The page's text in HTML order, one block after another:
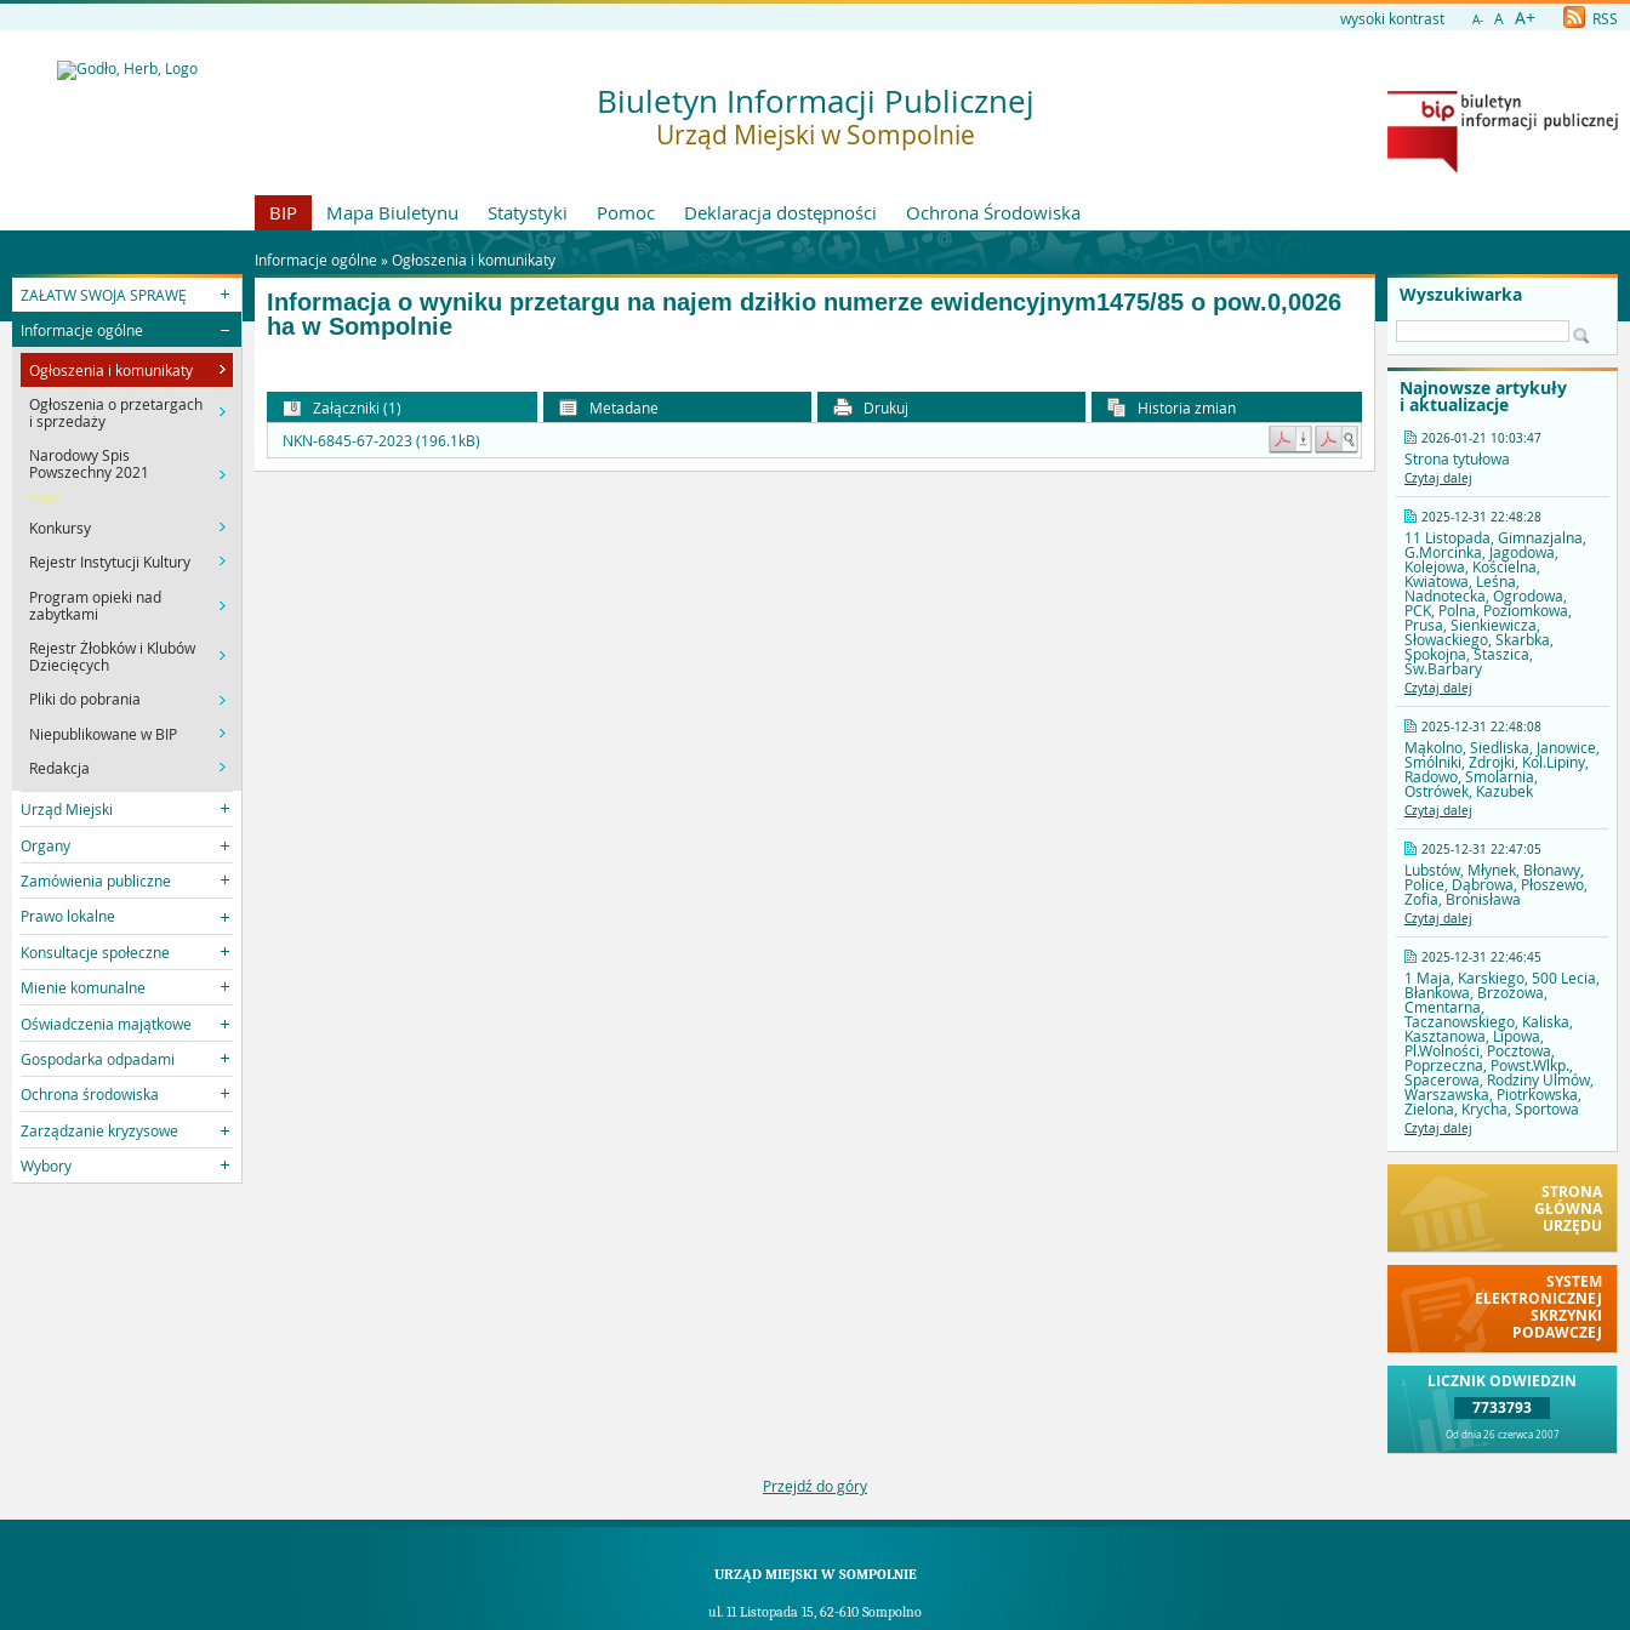
wysoki kontrast A- A A+ RSS
Biuletyn Informacji Publicznej
Urząd Miejski w Sompolnie
BIP Mapa Biuletynu Statystyki Pomoc Deklaracja dostępności Ochrona Środowiska
Informacje ogólne »Ogłoszenia i komunikaty
ZAŁATW SWOJA SPRAWĘ
Informacje ogólne
Ogłoszenia i komunikaty
Ogłoszenia o przetargach
i sprzedaży
Narodowy Spis
Powszechny 2021
nowe
Konkursy
Rejestr Instytucji Kultury
Program opieki nad
zabytkami
Rejestr Żłobków i Klubów
Dziecięcych
Pliki do pobrania
Niepublikowane w BIP
Redakcja
Urząd Miejski
Organy
Zamówienia publiczne
Prawo lokalne
Konsultacje społeczne
Mienie komunalne
Oświadczenia majątkowe
Gospodarka odpadami
Ochrona środowiska
Zarządzanie kryzysowe
Wybory
Wyszukiwarka
Najnowsze artykuły
i aktualizacje
2026-01-21 10:03:47
Strona tytułowa
Czytaj dalej
2025-12-31 22:48:28
11 Listopada, Gimnazjalna,
G.Morcinka, Jagodowa,
Kolejowa, Kościelna,
Kwiatowa, Leśna,
Nadnotecka, Ogrodowa,
PCK, Polna, Poziomkowa,
Prusa, Sienkiewicza,
Słowackiego, Skarbka,
Spokojna, Staszica,
Św.Barbary
Czytaj dalej
2025-12-31 22:48:08
Mąkolno, Siedliska, Janowice,
Smólniki, Zdrojki, Kol.Lipiny,
Radowo, Smolarnia,
Ostrówek, Kazubek
Czytaj dalej
2025-12-31 22:47:05
Lubstów, Młynek, Błonawy,
Police, Dąbrowa, Płoszewo,
Zofia, Bronisława
Czytaj dalej
2025-12-31 22:46:45
1 Maja, Karskiego, 500 Lecia,
Błankowa, Brzozowa,
Cmentarna,
Taczanowskiego, Kaliska,
Kasztanowa, Lipowa,
Pl.Wolności, Pocztowa,
Poprzeczna, Powst.Wlkp.,
Spacerowa, Rodziny Ulmów,
Warszawska, Piotrkowska,
Zielona, Krycha, Sportowa
Czytaj dalej
STRONA
GŁÓWNA
URZĘDU
SYSTEM
ELEKTRONICZNEJ
SKRZYNKI
PODAWCZEJ
LICZNIK ODWIEDZIN
7733793
Od dnia 26 czerwca 2007
Informacja o wyniku przetargu na najem dziłkio numerze ewidencyjnym1475/85 o pow.0,0026
ha w Sompolnie
Załączniki (1) Metadane Drukuj
Historia zmian
NKN-6845-67-2023 (196.1kB)
Przejdź do góry
URZĄD MIEJSKI W SOMPOLNIE
ul. 11 Listopada 15, 62-610 Sompolno